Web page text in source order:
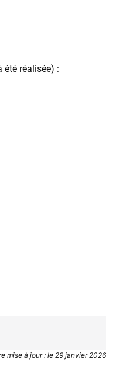
été réalisée) :
mise à jour : le 29 janvier 2026